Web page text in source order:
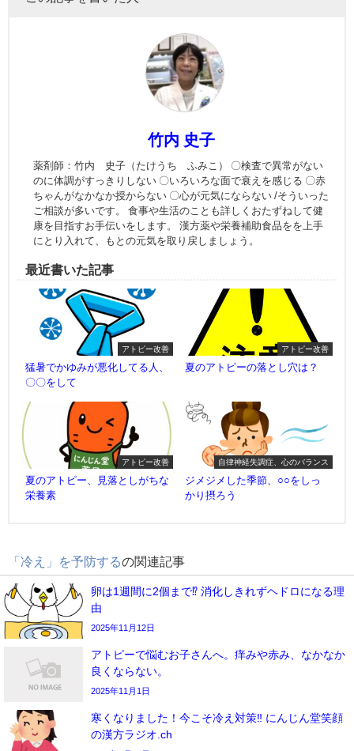
竹内 史子
薬剤師：竹内 史子（たけうち ふみこ） 〇検査で異常がない
のに体調がすっきりしない 〇いろいろな面で衰えを感じる 〇赤
ちゃんがなかなか授からない 〇心が元気にならない /そういった
ご相談が多いです。 食事や生活のことも詳しくおたずねして健
康を目指すお手伝いをします。 漢方薬や栄養補助食品をを上手
にとり入れて、もとの元気を取り戻しましょう。
最近書いた記事
アトピー改善
猛暑でかゆみが悪化してる人、
〇〇をして
アトピー改善
夏のアトピーの落とし穴は？
アトピー改善
夏のアトピー、見落としがちな
栄養素
自律神経失調症、心のバランス
ジメジメした季節、○○をしっ
かり摂ろう
「冷え」を予防するの関連記事
卵は1週間に2個まで⁉ 消化しきれずヘドロになる理
由
2025年11月12日
アトピーで悩むお子さんへ。痒みや赤み、なかなか
良くならない。
2025年11月1日
寒くなりました！今こそ冷え対策‼️ にんじん堂笑顔
の漢方ラジオ.ch